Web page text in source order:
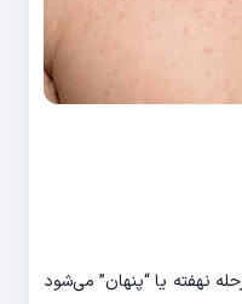
نهفته یا “پنهان” می‌شود